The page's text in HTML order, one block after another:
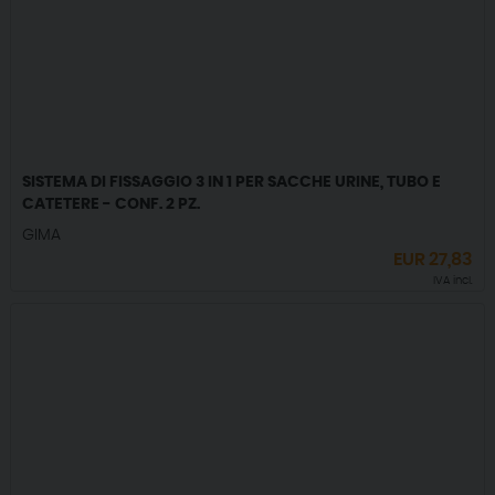
SISTEMA DI FISSAGGIO 3 IN 1 PER SACCHE URINE, TUBO E
CATETERE - CONF. 2 PZ.
GIMA
EUR 27,83
IVA incl.